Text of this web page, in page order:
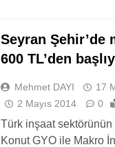
Seyran Şehir’de
600 TL’den
Mehmet DAYI
17
2 Mayıs 2014
0
Türk inşaat
Konut GYO ile Makro